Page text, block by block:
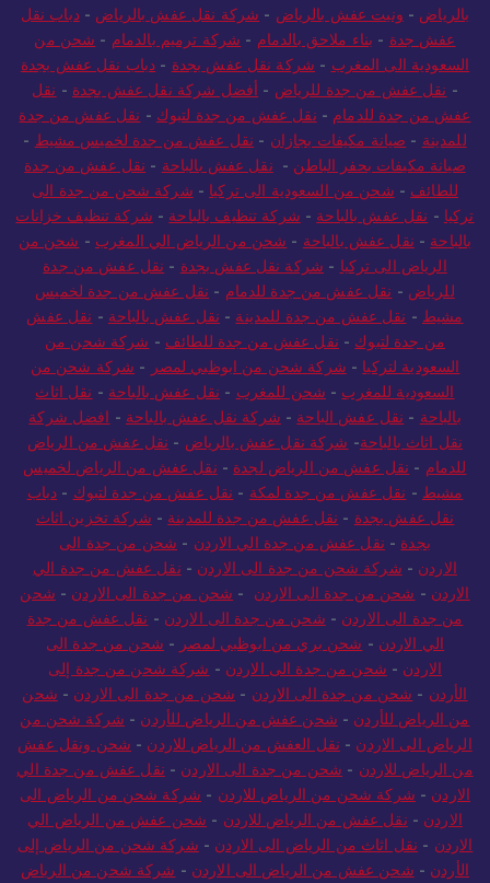
بالرياض - ونيت عفش بالرياض - شركة نقل عفش بالرياض -دباب نقل
عفش جدة - بناء ملاحق بالدمام - شركة ترميم بالدمام - شحن من
السعودية الى المغرب - شركة نقل عفش بجدة - دباب نقل عفش بجدة
- نقل عفش من جدة للرياض - أفضل شركة نقل عفش بجدة - نقل
عفش من جدة للدمام - نقل عفش من جدة لتبوك - نقل عفش من جدة
للمدينة - صيانة مكيفات بجازان - نقل عفش من جدة لخميس مشيط -
صيانة مكيفات بحفر الباطن - نقل عفش بالباحة - نقل عفش من جدة
للطائف - شحن من السعودية الى تركيا - شركة شحن من جدة الى
تركيا - نقل عفش بالباحة - شركة تنظيف بالباحة - شركة تنظيف خزانات
بالباحة - نقل عفش بالباحة - شحن من الرياض الي المغرب - شحن من
الرياض الى تركيا - شركة نقل عفش بجدة - نقل عفش من جدة
للرياض - نقل عفش من جدة للدمام - نقل عفش من جدة لخميس
مشيط - نقل عفش من جدة للمدينة - نقل عفش بالباحة - نقل عفش
من جدة لتبوك - نقل عفش من جدة للطائف - شركة شحن من
السعودية لتركيا - شركة شحن من ابوظبي لمصر - شركة شحن من
السعودية للمغرب - شحن للمغرب - نقل عفش بالباحة - نقل اثاث
بالباحة - نقل عفش الباحة - شركة نقل عفش بالباحة - افضل شركة
نقل اثاث بالباحة- شركة نقل عفش بالرياض - نقل عفش من الرياض
للدمام - نقل عفش من الرياض لجدة - نقل عفش من الرياض لخميس
مشيط - نقل عفش من جدة لمكة - نقل عفش من جدة لتبوك - دباب
نقل عفش بجدة - نقل عفش من جدة للمدينة - شركة تخزين اثاث
بجدة - نقل عفش من جدة الي الاردن - شحن من جدة الى
الاردن - شركة شحن من جدة الى الاردن - نقل عفش من جدة الي
الاردن - شحن من جدة الى الاردن - شحن من جدة الى الاردن - شحن
من جدة الى الاردن - شحن من جدة الى الاردن - نقل عفش من جدة
الي الاردن - شحن بري من ابوظبي لمصر - شحن من جدة الى
الاردن - شحن من جدة الى الاردن - شركة شحن من جدة إلى
الأردن - شحن من جدة الى الاردن - شحن من جدة الى الاردن - شحن
من الرياض للأردن - شحن عفش من الرياض للأردن - شركة شحن من
الرياض الى الاردن - نقل العفش من الرياض للاردن - شحن ونقل عفش
من الرياض للاردن - شحن من جدة الى الاردن - نقل عفش من جدة الي
الاردن - شركة شحن من الرياض للاردن - شركة شحن من الرياض الى
الاردن - نقل عفش من الرياض للاردن - شحن عفش من الرياض الي
الاردن - نقل اثاث من الرياض الى الاردن - شركة شحن من الرياض إلى
الأردن - شحن عفش من الرياض الى الاردن - شركة شحن من الرياض